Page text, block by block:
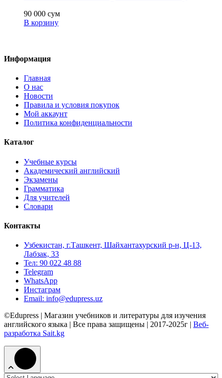
90 000 сум
В корзину
Информация
Главная
О нас
Новости
Правила и условия покупок
Мой аккаунт
Политика конфиденциальности
Каталог
Учебные курсы
Академический английский
Экзамены
Грамматика
Для учителей
Словари
Контакты
Узбекистан, г.Ташкент, Шайхантахурский р-н, Ц-13,
Лабзак, 33
Тел: 90 022 48 88
Telegram
WhatsApp
Инстаграм
Email: info@edupress.uz
©Edupress | Магазин учебников и литературы для изучения
английского языка | Все права защищены | 2017-2025г | Веб-
разработка Sait.kg